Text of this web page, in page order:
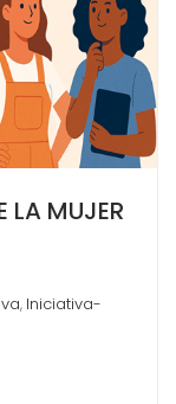
LA MUJER
, Iniciativa-